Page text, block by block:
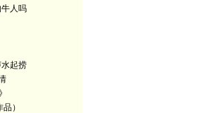
牛人吗
水起捞
）